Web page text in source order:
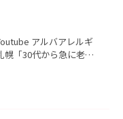
アルバアレルギ
幌「30代から急に老け